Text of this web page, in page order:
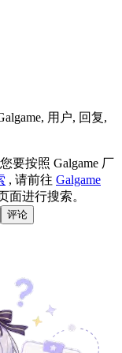
用户, 回复,
要按照 Galgame 厂
, 请前往 Galgame
面进行搜索。
评论